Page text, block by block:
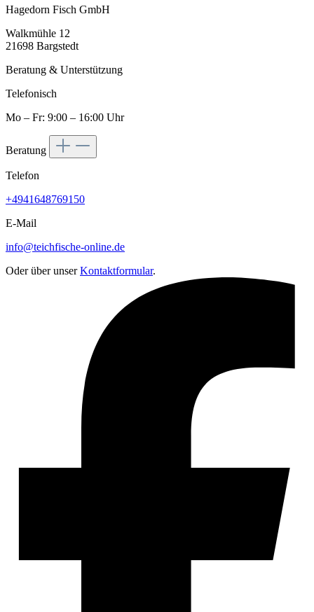
Hagedorn Fisch GmbH
Walkmühle 12
21698 Bargstedt
Beratung & Unterstützung
Telefonisch
Mo – Fr: 9:00 – 16:00 Uhr
Beratung
Telefon
+4941648769150
E-Mail
info@teichfische-online.de
Oder über unserKontaktformular.